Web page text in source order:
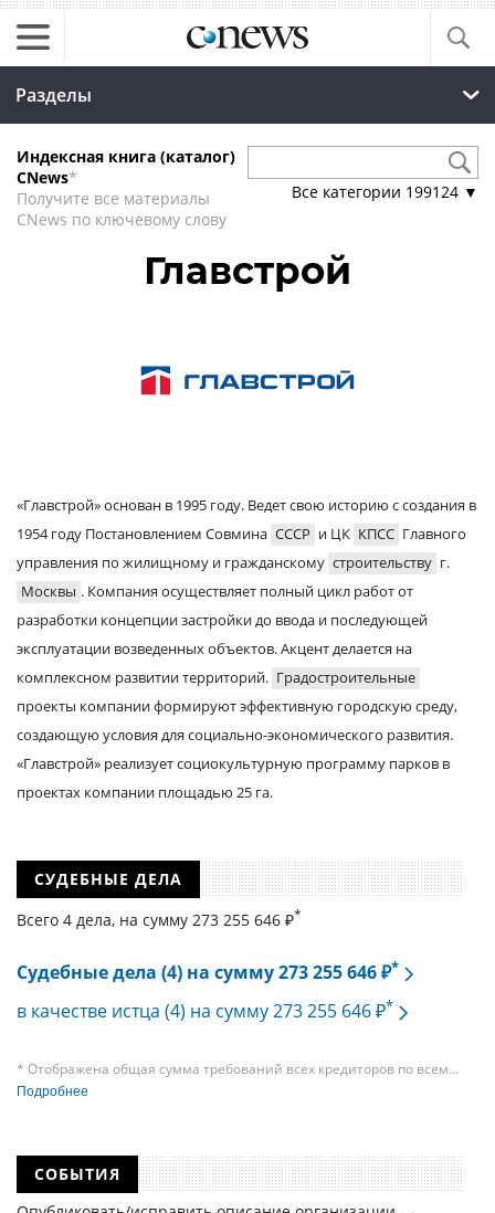
Разделы
Индексная книга (каталог)
CNews*
Получите все материалы
CNews по ключевому слову
Все категории 199124 ▼
Главстрой
«Главстрой» основан в 1995 году. Ведет свою историю с создания в
1954 году Постановлением Совмина СССР и ЦК КПСС Главного
управления по жилищному и гражданскому строительству г.
Москвы . Компания осуществляет полный цикл работ от
разработки концепции застройки до ввода и последующей
эксплуатации возведенных объектов. Акцент делается на
комплексном развитии территорий. Градостроительные
проекты компании формируют эффективную городскую среду,
создающую условия для социально-экономического развития.
«Главстрой» реализует социокультурную программу парков в
проектах компании площадью 25 га.
СУДЕБНЫЕ ДЕЛА
Всего 4 дела, на cумму 273 255 646 ₽*
Судебные дела (4) на сумму 273 255 646 ₽*
в качестве истца (4) на сумму 273 255 646 ₽*
* Отображена общая сумма требований всех кредиторов по всем
судебным делам, в рамках которых компания подавала требования
в одном таком деле может быть несколько десятков, а размеры сумм
требований одних могут быть больше или меньше размеров
Подробнее
СОБЫТИЯ